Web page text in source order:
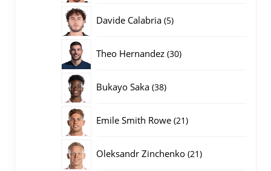
Davide Calabria 55
Theo Hernandez 3030
Bukayo Saka 3838
Emile Smith Rowe 2121
Oleksandr Zinchenko 2121